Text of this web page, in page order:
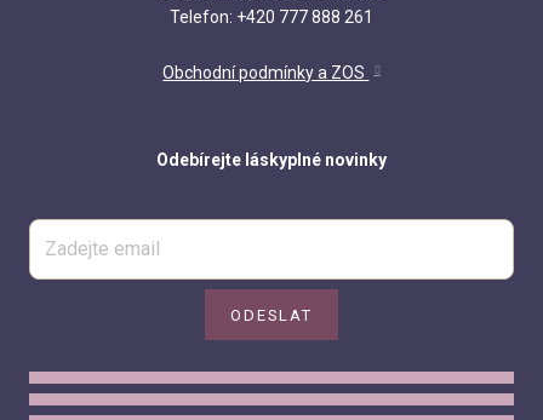
Telefon: +420 777 888 261
Obchodní podmínky a ZOS
Odebírejte láskyplné novinky
ODESLAT